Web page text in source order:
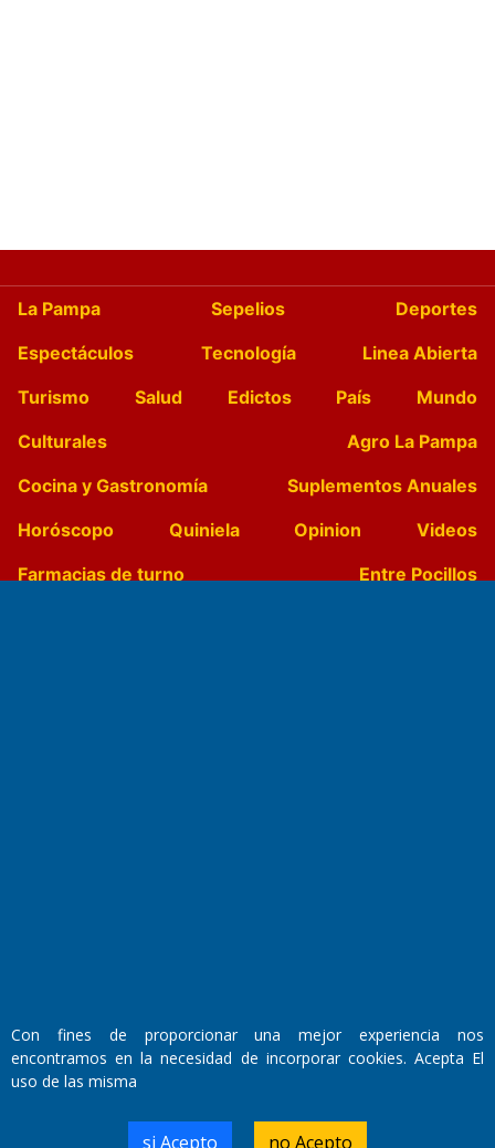
La Pampa Sepelios
Deportes
Espectáculos
Tecnología
Linea Abierta
Turismo
Salud Edictos País
Mundo
Culturales
Agro La Pampa
Cocina y Gastronomía
Suplementos Anuales
Horóscopo
Quiniela Opinion
Videos
Farmacias de turno
Entre Pocillos
Miembro de ADIRA,ADEPA y CPPAL
Propietario: El Diario SRL
Director Periodístico:
Con fines de proporcionar una mejor experiencia nos
encontramos en la necesidad de incorporar cookies. Acepta El
uso de las misma
si Acepto no Acepto